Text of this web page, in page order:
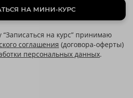
НА МИНИ-КУРС
на курс” принимаю
соглашения (договора-оферты)
персональных данных.